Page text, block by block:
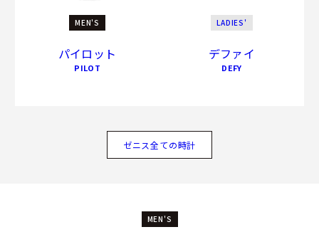
MEN'S
パイロット
PILOT
LADIES'
デファイ
DEFY
ゼニス全ての時計
MEN'S